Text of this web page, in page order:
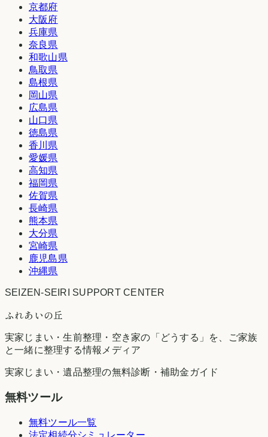
京都府
大阪府
兵庫県
奈良県
和歌山県
鳥取県
島根県
岡山県
広島県
山口県
徳島県
香川県
愛媛県
高知県
福岡県
佐賀県
長崎県
熊本県
大分県
宮崎県
鹿児島県
沖縄県
SEIZEN-SEIRI SUPPORT CENTER
ふれあいの丘
実家じまい・生前整理・空き家の「どうする」を、ご家族
と一緒に整理する情報メディア
実家じまい・遺品整理の無料診断・補助金ガイド
無料ツール
無料ツール一覧
法定相続分シミュレーター